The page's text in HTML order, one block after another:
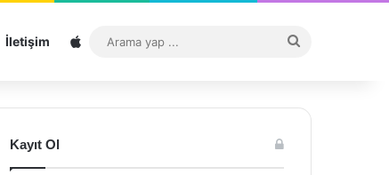
İletişim Sitemap
...
Kayıt Ol